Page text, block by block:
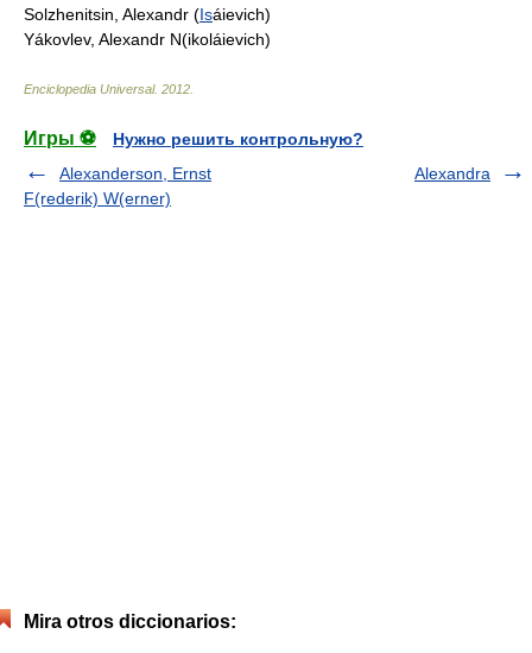
Solzhenitsin, Alexandr (Isáievich)
Yákovlev, Alexandr N(ikoláievich)
Enciclopedia Universal. 2012
Игры ⚽
Нужно решить контрольную?
Alexanderson, Ernst
F(rederik) W(erner)
Alexandra
Mira otros diccionarios: